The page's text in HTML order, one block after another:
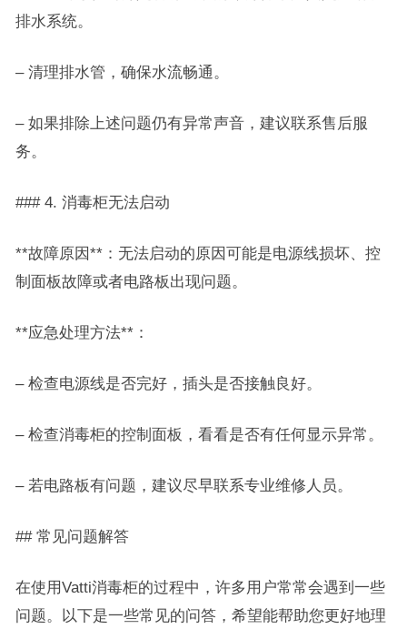
排水系统。
– 清理排水管，确保水流畅通。
– 如果排除上述问题仍有异常声音，建议联系售后服
务。
### 4. 消毒柜无法启动
**故障原因**：无法启动的原因可能是电源线损坏、控
制面板故障或者电路板出现问题。
**应急处理方法**：
– 检查电源线是否完好，插头是否接触良好。
– 检查消毒柜的控制面板，看看是否有任何显示异常。
– 若电路板有问题，建议尽早联系专业维修人员。
## 常见问题解答
在使用Vatti消毒柜的过程中，许多用户常常会遇到一些
问题。以下是一些常见的问答，希望能帮助您更好地理